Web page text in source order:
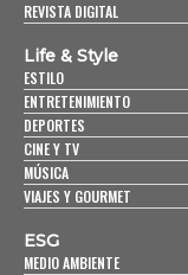
REVISTA DIGITAL
Life & Style
ESTILO
ENTRETENIMIENTO
DEPORTES
CINE Y TV
MÚSICA
VIAJES Y GOURMET
ESG
MEDIO AMBIENTE